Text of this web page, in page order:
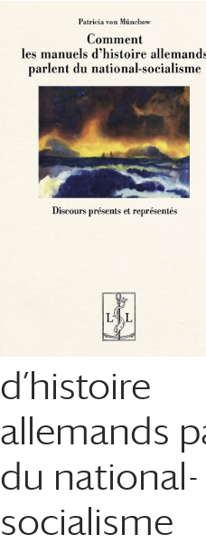
d’histoire
allemands
du national-
socialisme